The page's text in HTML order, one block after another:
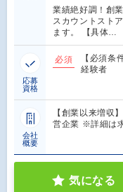
業績絶好調！創
スカウントスト
ます。 【具体…
応募
資格
必須
【必須条
経験者
会社
概要
【創業以来増収
営企業 ※詳細は
気になる